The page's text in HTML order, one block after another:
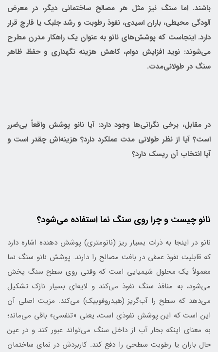
باشند. اما سنگ نیز مثل هر مصالح ساختمانی دیگر، در معرض
آلودگی محیطی، باران اسیدی، نفوذ رطوبت و رشد جلبک یا قارچ قرار
دارد. اینجاست که پوشش‌های نانو به عنوان یک راهکار مدرن مطرح
می‌شوند: نوید افزایش دوام، کاهش هزینه نگهداری و حفظ ظاهر
سنگ در طولانی‌مدت.
در مقابل، برخی نگرانی‌ها وجود دارد: آیا نانو پوشش واقعاً بی‌ضرر
است؟ آیا از نظر طولانی مدت عملکرد دارد؟ هزینه‌اش چقدر است و
آیا انتخاب آن ریسک دارد؟
نانو چیست و چرا روی سنگ نما استفاده می‌شود؟
نانو در اینجا به ذرات بسیار ریز (نانومتری) پوشش دهنده‌ اشاره دارد
که قابلیت نفوذ عمقی در بافت مصالح را دارند. پوشش نانو سنگ نما
معمولاً یک محلول شیمیایی است که وقتی روی سطح سنگ پخش
می‌شود، به منافذ سنگ نفوذ می‌کند و لایه‌ای بسیار نازک تشکیل
می‌دهد که سطح را آب‌گریز (هیدروفوبیک) می‌کند. مزیت اصلی آن
این است که این پوشش نفوذی است، یعنی «تنفسی» باقی می‌ماند؛
به معنای اینکه بخار آب از داخل سنگ می‌تواند عبور کند و در عین
حال باران یا رطوبت سطحی را دفع کند. کاربردش در نمای ساختمان